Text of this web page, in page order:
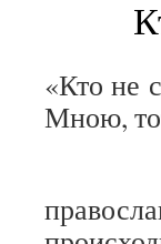
«Кто не
Мною,